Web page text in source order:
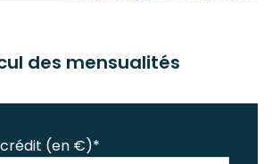
des mensualités
(en €)*